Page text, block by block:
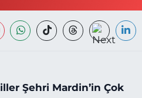
Şehri Mardin’in Çok